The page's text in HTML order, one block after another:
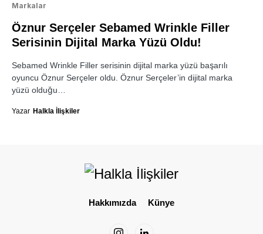
Markalar
Öznur Serçeler Sebamed Wrinkle Filler
Serisinin Dijital Marka Yüzü Oldu!
Sebamed Wrinkle Filler serisinin dijital marka yüzü başarılı
oyuncu Öznur Serçeler oldu. Öznur Serçeler’in dijital marka
yüzü olduğu…
Yazar Halkla İlişkiler
Hakkımızda Künye